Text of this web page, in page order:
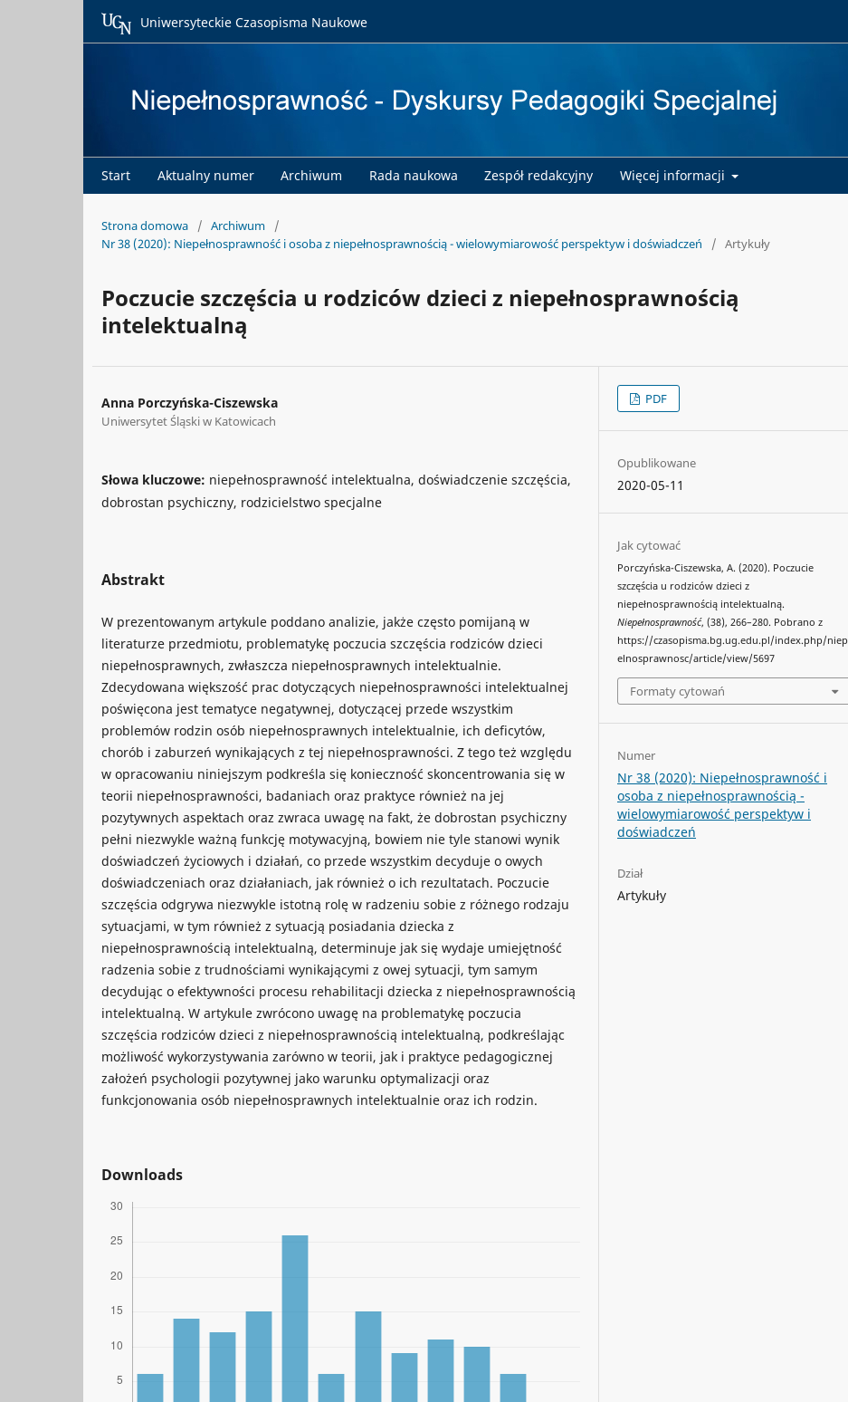
Start Aktualny numer Archiwum Rada naukowa Zespół redakcyjny Więcej informacji
Uniwersyteckie Czasopisma Naukowe
Strona domowa / Archiwum
/
Nr 38 (2020): Niepełnosprawność i osoba z niepełnosprawnością - wielowymiarowość perspektyw i doświadczeń
/ Artykuły
Poczucie szczęścia u rodziców dzieci z niepełnosprawnością
intelektualną
Anna Porczyńska-Ciszewska
Uniwersytet Śląski w Katowicach
Słowa kluczowe: niepełnosprawność intelektualna, doświadczenie szczęścia,
dobrostan psychiczny, rodzicielstwo specjalne
Abstrakt
W prezentowanym artykule poddano analizie, jakże często pomijaną w
literaturze przedmiotu, problematykę poczucia szczęścia rodziców dzieci
niepełnosprawnych, zwłaszcza niepełnosprawnych intelektualnie.
Zdecydowana większość prac dotyczących niepełnosprawności intelektualnej
poświęcona jest tematyce negatywnej, dotyczącej przede wszystkim
problemów rodzin osób niepełnosprawnych intelektualnie, ich deficytów,
chorób i zaburzeń wynikających z tej niepełnosprawności. Z tego też względu
w opracowaniu niniejszym podkreśla się konieczność skoncentrowania się w
teorii niepełnosprawności, badaniach oraz praktyce również na jej
pozytywnych aspektach oraz zwraca uwagę na fakt, że dobrostan psychiczny
pełni niezwykle ważną funkcję motywacyjną, bowiem nie tyle stanowi wynik
doświadczeń życiowych i działań, co przede wszystkim decyduje o owych
doświadczeniach oraz działaniach, jak również o ich rezultatach. Poczucie
szczęścia odgrywa niezwykle istotną rolę w radzeniu sobie z różnego rodzaju
sytuacjami, w tym również z sytuacją posiadania dziecka z
niepełnosprawnością intelektualną, determinuje jak się wydaje umiejętność
radzenia sobie z trudnościami wynikającymi z owej sytuacji, tym samym
decydując o efektywności procesu rehabilitacji dziecka z niepełnosprawnością
intelektualną. W artykule zwrócono uwagę na problematykę poczucia
szczęścia rodziców dzieci z niepełnosprawnością intelektualną, podkreślając
możliwość wykorzystywania zarówno w teorii, jak i praktyce pedagogicznej
założeń psychologii pozytywnej jako warunku optymalizacji oraz
funkcjonowania osób niepełnosprawnych intelektualnie oraz ich rodzin.
Downloads
PDF
Opublikowane
2020-05-11
Jak cytować
Porczyńska-Ciszewska, A. (2020). Poczucie
szczęścia u rodziców dzieci z
niepełnosprawnością intelektualną.
Niepełnosprawność, (38), 266–280. Pobrano z
https://czasopisma.bg.ug.edu.pl/index.php/niep
elnosprawnosc/article/view/5697
Formaty cytowań
Numer
Nr 38 (2020): Niepełnosprawność i
osoba z niepełnosprawnością -
wielowymiarowość perspektyw i
doświadczeń
Dział
Artykuły